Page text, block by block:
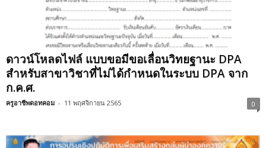
ดาวน์โหลดไฟล์ แบบขอมีขอเลื่อนวิทยฐานะ DPA
สำหรับสาขาวิชาที่ไม่ได้กำหนดในระบบ DPA จาก
ก.ค.ศ.
ครูอาชีพดอทคอม - 11 พฤศจิกายน 2565 0